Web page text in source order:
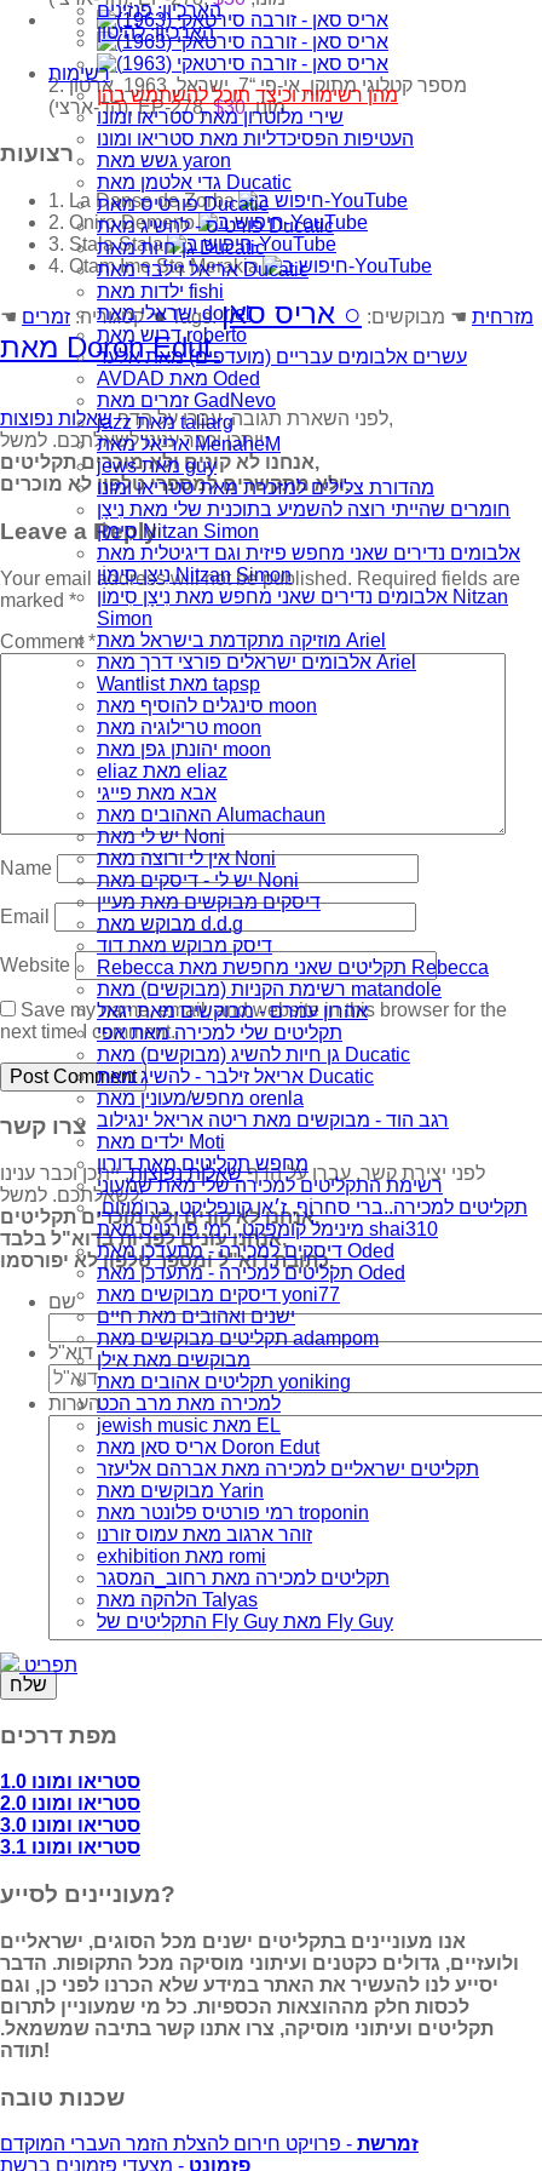
הארכיון: פנזינים
הארכיון: להיטון
רשימות
מהן רשימות וכיצד תוכל להשתמש בהן
שירי מלוטרון מאת סטריאו ומונו
העטיפות הפסיכדליות מאת סטריאו ומונו
גשש מאת yaron
גדי אלטמן מאת Ducatic
פורטיס מאת Ducatic
פורטיס - להשיג מאת Ducatic
גן חיות מאת Ducatic
אריאל זילבר מאת Ducatic
ילדות מאת fishi
ישראלי מאת doriel
דרוש מאת roberto
עשרים אלבומים עבריים (מועדפים) מאת אלעד
AVDAD מאת Oded
זמרים מאת GadNevo
jazz מאת taliarg
אריאל מאת MenaheM
jews מאת guy
מהדורת צלילים למזכרת מאת סטריאו ומונו
חומרים שהייתי רוצה להשמיע בתוכנית שלי מאת נִיצָן
סִימוֹן Nitzan Simon
אלבומים נדירים שאני מחפש פיזית וגם דיגיטלית מאת
נִיצָן סִימוֹן Nitzan Simon
אלבומים נדירים שאני מחפש מאת נִיצָן סִימוֹן Nitzan
Simon
מוזיקה מתקדמת בישראל מאת Ariel
אלבומים ישראלים פורצי דרך מאת Ariel
Wantlist מאת tapsp
סינגלים להוסיף מאת moon
טרילוגיה מאת moon
יהונתן גפן מאת moon
eliaz מאת eliaz
אבא מאת פייגי
האהובים מאת Alumachaun
יש לי מאת Noni
אין לי ורוצה מאת Noni
יש לי - דיסקים מאת Noni
דיסקים מבוקשים מאת מעיין
מבוקש מאת d.d.g
דיסק מבוקש מאת דוד
Rebecca תקליטים שאני מחפשת מאת Rebecca
רשימת הקניות (מבוקשים) מאת matandole
אהרון עמרם - מבוקשים מאת יגאל
תקליטים שלי למכירה מאת אפי
גן חיות להשיג (מבוקשים) מאת Ducatic
אריאל זילבר - להשיג מאת Ducatic
מחפש/מעונין מאת orenla
רגב הוד - מבוקשים מאת ריטה אריאל ינגילוב
ילדים מאת Moti
מחפש תקליטים מאת דורון
רשימת התקליטים למכירה שלי מאת שמעוני
תקליטים למכירה..ברי סחרוֹף, ז׳אן קונפליקט, כרומוזום,
מינימל קומפקט, רמי פורטיס מאת shai310
דיסקים למכירה - מתעדכן מאת Oded
תקליטים למכירה - מתעדכן מאת Oded
דיסקים מבוקשים מאת yoni77
ישנים ואהובים מאת חיים
תקליטים מבוקשים מאת adampom
מבוקשים מאת אילן
תקליטים אהובים מאת yoniking
למכירה מאת מרב הכט
jewish music מאת EL
אריס סאן מאת Doron Edut
תקליטים ישראליים למכירה מאת אברהם אליעזר
מבוקשים מאת Yarin
רמי פורטיס פלונטר מאת troponin
זוהר ארגוב מאת עמוס זורנו
exhibition מאת romi
תקליטים למכירה מאת רחוב_המסגר
הלהקה מאת Talyas
התקליטים של Fly Guy מאת Fly Guy
תפריט
2. מספר קטלוגי מתוקן, אי-פי “7, ישראל, 1963, ארטון
(הד-ארצי), EP-278, מונו,$30
רצועות
1. La Danse de Zorba
2. Oniro Demeno
3. Stala Stala
4. Otam Ime Sta Merakia
☚ קטגוריה: זמרים ☚ Tags: מזרחית ☚ מבוקשים: ○ אריס סאן
מאת Doron Edut
לפני השארת תגובה, עברו על הדףשאלות נפוצות
,
ייתכן וכבר ענינו לשאלתכם. למשל:
אנחנו לא קונים ולא מוכרים תקליטים,
ולא מתקשרים למספרי טלפון לא מוכרים.
Leave a Reply
Your email address will not be published. Required fields are
marked *
Comment*
Name
Email
Website
Save my name, email, and website in this browser for the
next time I comment.
צרו קשר
לפני יצירת קשר, עברו על הדףשאלות נפוצות, ייתכן וכבר ענינו
לשאלתכם. למשל:
אנחנו לא קונים ולא מוכרים תקליטים,
אנחנו עונים לפניות בדוא"ל בלבד,
כתובת דוא"ל ומספר טלפון לא יפורסמו.
שם
דוא"ל
הערות
מפת דרכים
סטריאו ומונו 1.0
סטריאו ומונו 2.0
סטריאו ומונו 3.0
סטריאו ומונו 3.1
מעוניינים לסייע?
אנו מעוניינים בתקליטים ישנים מכל הסוגים, ישראליים
ולועזיים, גדולים כקטנים ועיתוני מוסיקה מכל התקופות. הדבר
יסייע לנו להעשיר את האתר במידע שלא הכרנו לפני כן, וגם
לכסות חלק מההוצאות הכספיות. כל מי שמעוניין לתרום
תקליטים ועיתוני מוסיקה, צרו אתנו קשר בתיבה שמשמאל.
תודה!
שכנות טובה
זמרשת - פרויקט חירום להצלת הזמר העברי המוקדם
פזמונט - מצעדי פזמונים ברשת